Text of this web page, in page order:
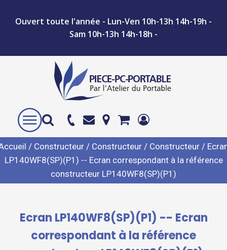
Ouvert toute l'année - Lun-Ven 10h-13h 14h-19h -
Sam 10h-13h 14h-18h -
/ Constructeur / Constructeur / Constructeur /
LP140WF8(SP)(P1) -- Ecran correspondant à la référence
constructeur LP140WF8(SP)(P1)
Ecran LP140WF8(SP)(P1) -- Ecran
correspondant à la référence